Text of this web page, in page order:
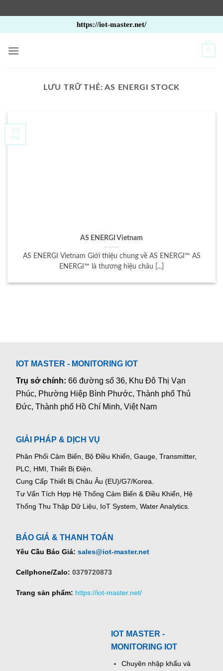
qua
nội
https://iot-master.net/
0
LƯU TRỮ THẺ:AS ENERGI STOCK
AS ENERGI Vietnam
AS ENERGI Vietnam Giới thiệu chung về AS ENERGI™ AS
ENERGI™ là thương hiệu châu [...]
23
Th8
IOT MASTER - MONITORING IOT
Trụ sở chính:66 đường số 36, Khu Đô Thị Vạn
Phúc, Phường Hiệp Bình Phước, Thành phố Thủ
Đức, Thành phố Hồ Chí Minh, Việt Nam
GIẢI PHÁP & DỊCH VỤ
Phân Phối Cảm Biến, Bộ Điều Khiển, Gauge, Transmitter,
PLC, HMI, Thiết Bị Điện.
Cung Cấp Thiết Bị Châu Âu (EU)/G7/Korea.
Tư Vấn Tích Hợp Hệ Thống Cảm Biến & Điều Khiển, Hệ
Thống Thu Thập Dữ Liệu, IoT System, Water Analytics.
BÁO GIÁ & THANH TOÁN
Yêu Cầu Báo Giá: sales@iot-master.net
Cellphone/Zalo: 0379720873
Trang sản phẩm: https://iot-master.net/
IOT MASTER -
MONITORING IOT
Chuyên nhập khẩu và